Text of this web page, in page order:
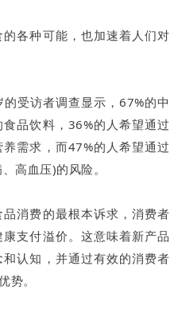
各种可能，也加速着人们对
受访者调查显示，67%的中
品饮料，36%的人希望通过
需求，而47%的人希望通过
高血压)的风险。
消费的最根本诉求，消费者
支付溢价。这意味着新产品
认知，并通过有效的消费者
势。